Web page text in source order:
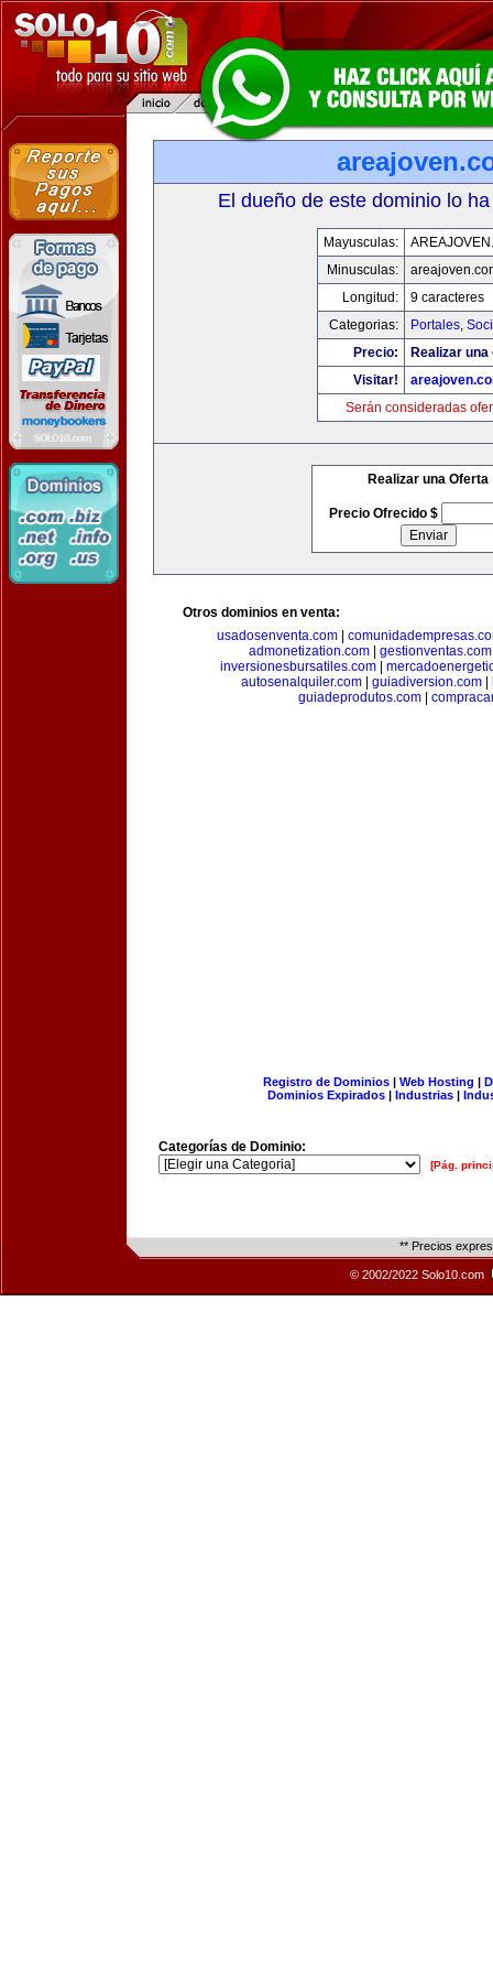
El dueño de este dominio lo
Mayusculas:
Minusculas:
Longitud:
9 caracteres
Categorias:
Portales,
Precio:
Realizar
Visitar!
Serán consideradas
Realizar una Oferta
Precio Ofrecido $
Otros dominios en venta:
usadosenventa.com|
admonetization.com| gestionventas.com
inversionesbursatiles.com|
autosenalquiler.com| guiadiversion.com|
guiadeprodutos.com|
Registro de Dominios| Web Hosting |
Dominios Expirados | Industrias |
Categorías de Dominio:
[Pág.
** Precios
© 2002/2022 Solo10.com